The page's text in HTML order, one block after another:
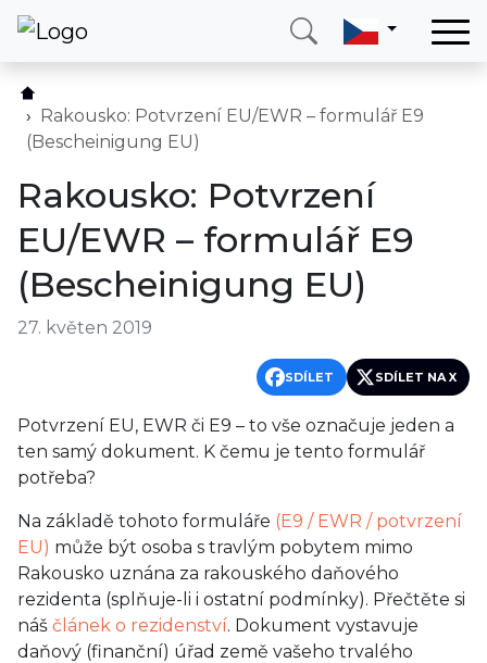
Služby
Země
O nás
Blog
Kontakt
Rakousko: Potvrzení EU/EWR – formulář E9
(Bescheinigung EU)
Rakousko: Potvrzení
EU/EWR – formulář E9
(Bescheinigung EU)
27. květen 2019
SDÍLET SDÍLET NA X
Potvrzení EU, EWR či E9 – to vše označuje jeden a
ten samý dokument. K čemu je tento formulář
potřeba?
Na základě tohoto formuláře (E9 / EWR / potvrzení
EU) může být osoba s travlým pobytem mimo
Rakousko uznána za rakouského daňového
rezidenta (splňuje-li i ostatní podmínky). Přečtěte si
náš článek o rezidenství. Dokument vystavuje
daňový (finanční) úřad země vašeho trvalého